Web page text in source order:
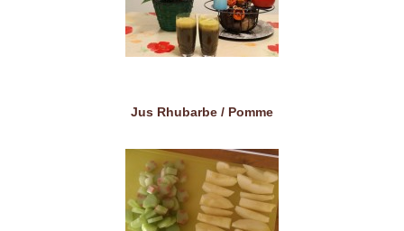
Jus Rhubarbe / Pomme